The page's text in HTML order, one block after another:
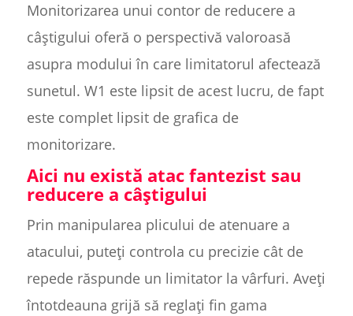
Monitorizarea unui contor de reducere a
câștigului oferă o perspectivă valoroasă
asupra modului în care limitatorul afectează
sunetul. W1 este lipsit de acest lucru, de fapt
este complet lipsit de grafica de
monitorizare.
Aici nu există atac fantezist sau
reducere a câștigului
Prin manipularea plicului de atenuare a
atacului, puteți controla cu precizie cât de
repede răspunde un limitator la vârfuri. Aveți
întotdeauna grijă să reglați fin gama